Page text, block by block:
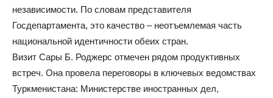
независимости. По словам представителя
Госдепартамента, это качество – неотъемлемая часть
национальной идентичности обеих стран.
Визит Сары Б. Роджерс отмечен рядом продуктивных
встреч. Она провела переговоры в ключевых ведомствах
Туркменистана: Министерстве иностранных дел,